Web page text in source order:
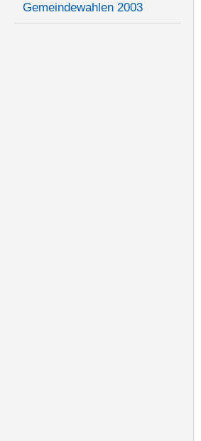
Gemeindewahlen 2003